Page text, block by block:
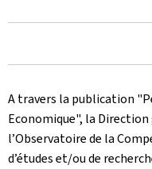
A travers la publication
Economique", la
l’Observatoire de la
d’études et/ou de